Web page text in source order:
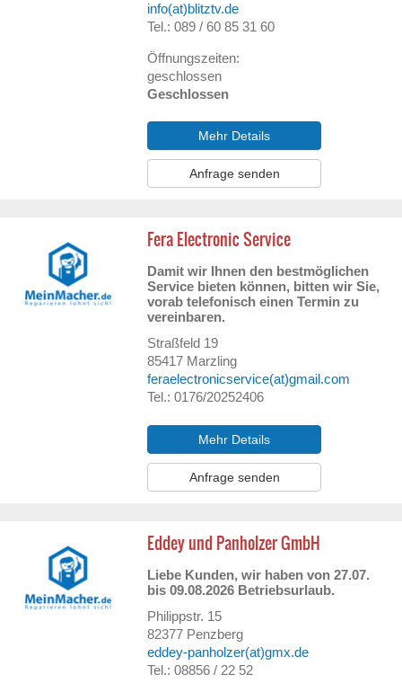
info(at)blitztv.de
Tel.: 089 / 60 85 31 60
Öffnungszeiten:
geschlossen
Geschlossen
Mehr Details
Anfrage senden
Fera Electronic Service
Damit wir Ihnen den bestmöglichen
Service bieten können, bitten wir Sie,
vorab telefonisch einen Termin zu
vereinbaren.
Straßfeld 19
85417 Marzling
feraelectronicservice(at)gmail.com
Tel.: 0176/20252406
Mehr Details
Anfrage senden
Eddey und Panholzer GmbH
Liebe Kunden, wir haben von 27.07.
bis 09.08.2026 Betriebsurlaub.
Philippstr. 15
82377 Penzberg
eddey-panholzer(at)gmx.de
Tel.: 08856 / 22 52